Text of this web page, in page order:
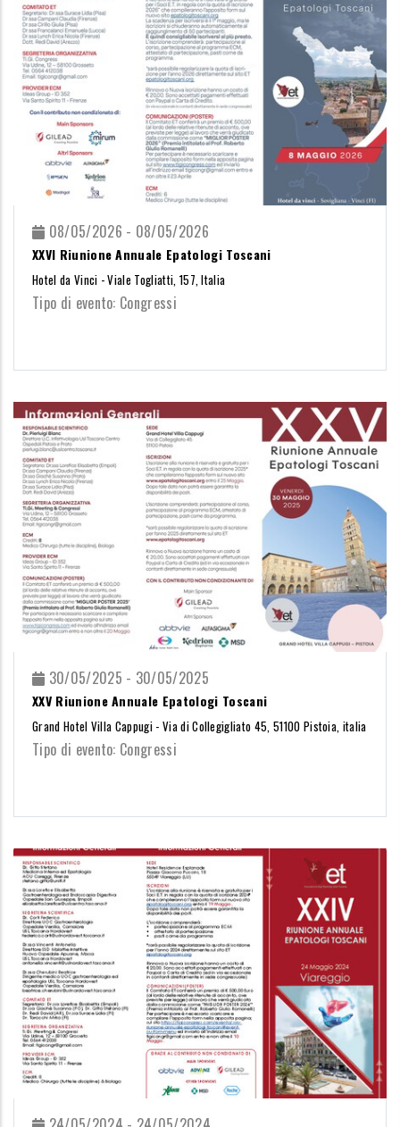
08/05/2026 - 08/05/2026
XXVI Riunione Annuale Epatologi Toscani
Hotel da Vinci - Viale Togliatti, 157, Italia
Tipo di evento: Congressi
30/05/2025 - 30/05/2025
XXV Riunione Annuale Epatologi Toscani
Grand Hotel Villa Cappugi - Via di Collegigliato 45, 51100 Pistoia, italia
Tipo di evento: Congressi